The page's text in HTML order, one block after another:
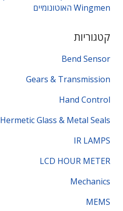
Wingmen האוטונומיים
קטגוריות
Bend Sensor
Gears & Transmission
Hand Control
Hermetic Glass & Metal Seals
IR LAMPS
LCD HOUR METER
Mechanics
MEMS